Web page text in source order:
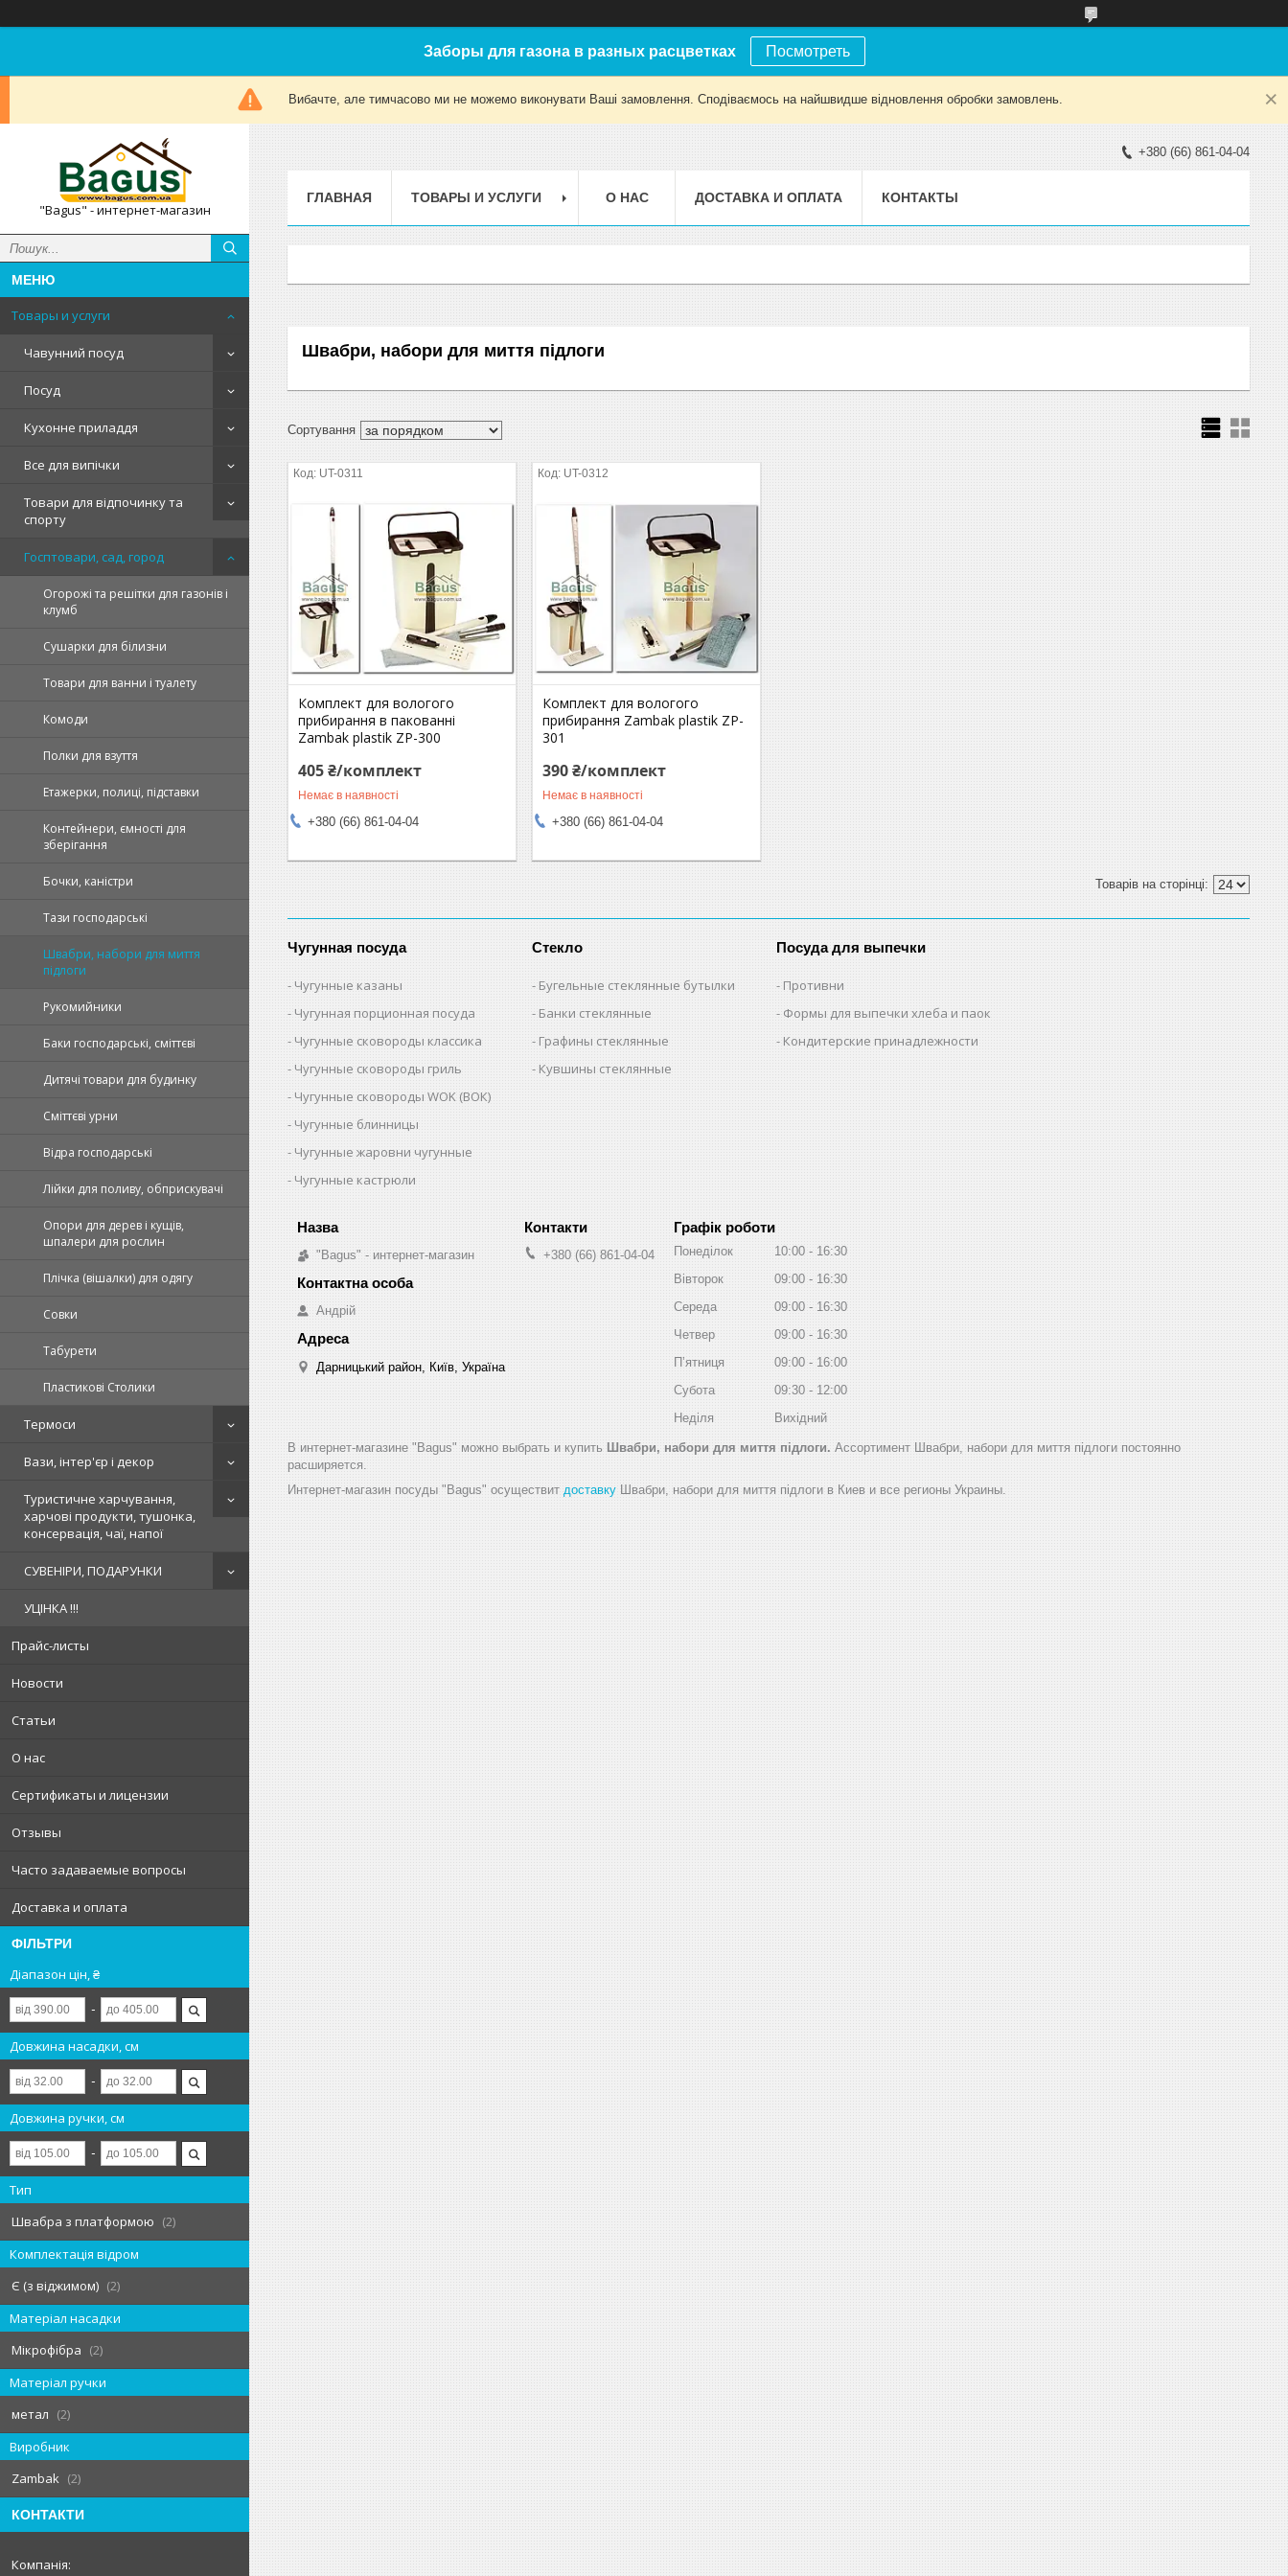
Заборы для газона в разных расцветках Посмотреть
Вибачте, але тимчасово ми не можемо виконувати Ваші замовлення. Сподіваємось на найшвидше відновлення обробки замовлень.
"Bagus" - интернет-магазин
Товары и услуги
Чавунний посуд
Посуд
Кухонне приладдя
Все для випічки
Товари для відпочинку та
спорту
Госптовари, сад, город
Огорожі та решітки для газонів і
клумб
Сушарки для білизни
Товари для ванни і туалету
Комоди
Полки для взуття
Етажерки, полиці, підставки
Контейнери, ємності для
зберігання
Бочки, каністри
Тази господарські
Швабри, набори для миття
підлоги
Рукомийники
Баки господарські, сміттєві
Дитячі товари для будинку
Сміттєві урни
Відра господарські
Лійки для поливу, обприскувачі
Опори для дерев і кущів,
шпалери для рослин
Плічка (вішалки) для одягу
Совки
Табурети
Пластикові Столики
Термоси
Вази, інтер'єр і декор
Туристичне харчування,
харчові продукти, тушонка,
консервація, чаї, напої
СУВЕНІРИ, ПОДАРУНКИ
УЦІНКА !!!
Прайс-листы
Новости
Статьи
О нас
Сертификаты и лицензии
Отзывы
Часто задаваемые вопросы
Доставка и оплата
ФІЛЬТРИ
Діапазон цін, ₴
Довжина насадки, см
Довжина ручки, см
Тип
Швабра з платформою
2
Комплектація відром
Є (з віджимом)
2
Матеріал насадки
Мікрофібра
2
Матеріал ручки
метал
2
Виробник
Zambak
2
КОНТАКТИ
+380 (66) 861-04-04
ГЛАВНАЯ ТОВАРЫ И УСЛУГИ О НАС ДОСТАВКА И ОПЛАТА КОНТАКТЫ
Швабри, набори для миття підлоги
UT-0311
Комплект для вологого
прибирання в пакованні
Zambak plastik ZP-300
405 ₴/комплект
Немає в наявності
+380 (66) 861-04-04
UT-0312
Комплект для вологого
прибирання Zambak plastik ZP-
301
390 ₴/комплект
Немає в наявності
+380 (66) 861-04-04
Чугунная посуда
Чугунные казаны
Чугунная порционная посуда
Чугунные сковороды классика
Чугунные сковороды гриль
Чугунные сковороды WOK (ВОК)
Чугунные блинницы
Чугунные жаровни чугунные
Чугунные кастрюли
Стекло
Бугельные стеклянные бутылки
Банки стеклянные
Графины стеклянные
Кувшины стеклянные
Посуда для выпечки
Противни
Формы для выпечки хлеба и паок
Кондитерские принадлежности
"Bagus" - интернет-магазин
Андрій
Дарницький район, Київ, Україна
+380 (66) 861-04-04
Графік роботи
Понеділок 10:00
16:30
Вівторок
09:00
16:30
Середа
09:00
16:30
Четвер
09:00
16:30
Пʼятниця
09:00
16:00
Субота
09:30
12:00
Неділя
Вихідний
В интернет-магазине "Bagus" можно выбрать и купить Швабри, набори для миття підлоги. Ассортимент Швабри, набори для миття підлоги постоянно
расширяется.
Интернет-магазин посуды "Bagus" осуществит доставку Швабри, набори для миття підлоги в Киев и все регионы Украины.